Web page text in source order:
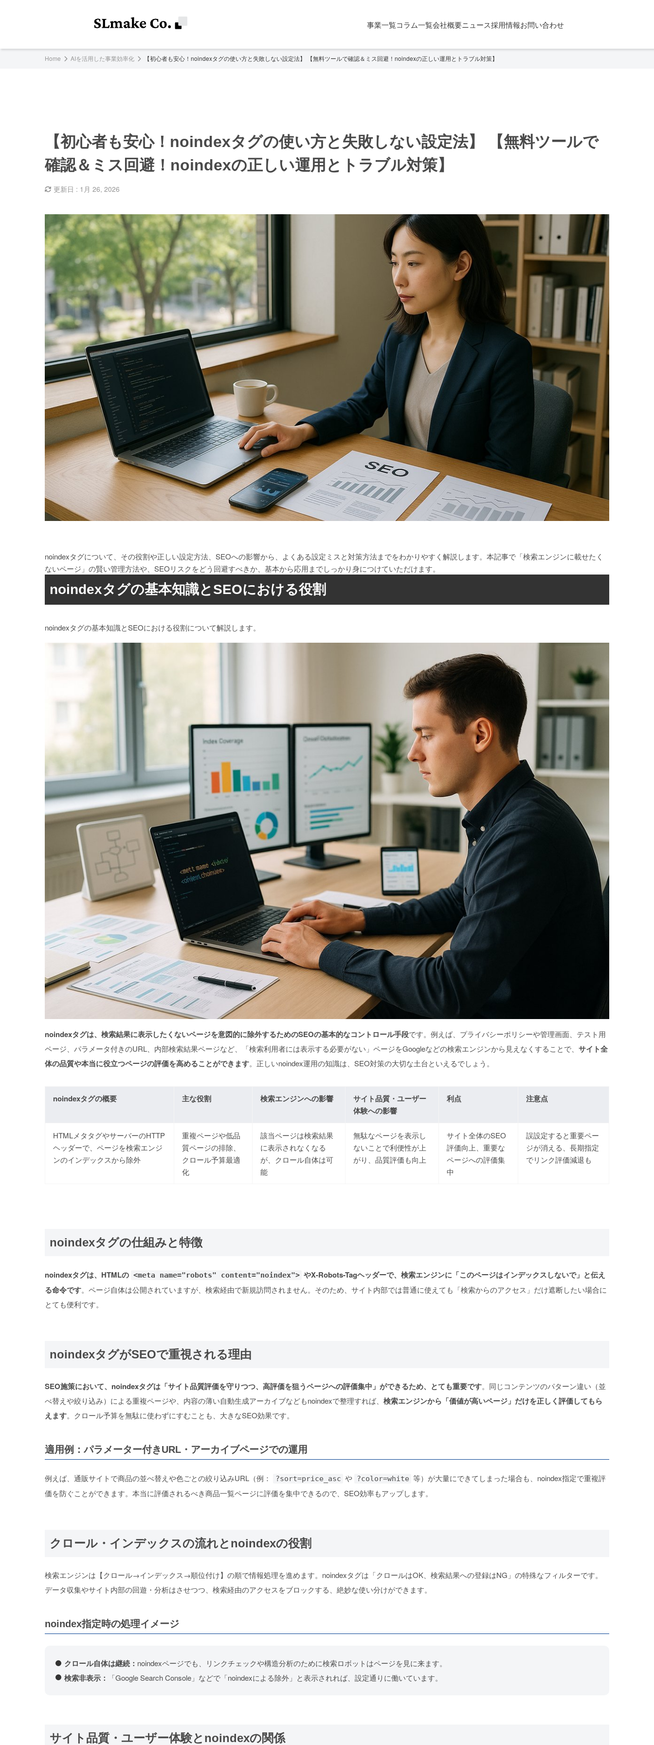
事業一覧コラム一覧会社概要ニュース採用情報お問い合わせ
Home AIを活用した事業効率化 【初心者も安心！noindexタグの使い方と失敗しない設定法】 【無料ツールで確認＆ミス回避！noindexの正しい運用とトラブル対策】
【初心者も安心！noindexタグの使い方と失敗しない設定法】 【無料ツールで
確認＆ミス回避！noindexの正しい運用とトラブル対策】
更新日 : 1月 26, 2026
noindexタグについて、その役割や正しい設定方法、SEOへの影響から、よくある設定ミスと対策方法までをわかりやすく解説します。本記事で「検索エンジンに載せたく
ないページ」の賢い管理方法や、SEOリスクをどう回避すべきか、基本から応用までしっかり身につけていただけます。
noindexタグの基本知識とSEOにおける役割
noindexタグの基本知識とSEOにおける役割について解説します。
noindexタグは、検索結果に表示したくないページを意図的に除外するためのSEOの基本的なコントロール手段です。 例えば、プライバシーポリシーや管理画面、テスト用
ページ、パラメータ付きのURL、内部検索結果ページなど、「検索利用者には表示する必要がない」ページをGoogleなどの検索エンジンから見えなくすることで、 サイト全
体の品質や本当に役立つページの評価を高めることができます。正しいnoindex運用の知識は、SEO対策の大切な土台といえるでしょう。
noindexタグの概要 主な役割 検索エンジンへの影響
サイト品質・ユーザー
体験への影響
利点 注意点
HTMLメタタグやサーバーのHTTP
ヘッダーで、ページを検索エンジ
ンのインデックスから除外
重複ページや低品
質ページの排除、
クロール予算最適
化
該当ページは検索結果
に表示されなくなる
が、クロール自体は可
能
無駄なページを表示し
ないことで利便性が上
がり、品質評価も向上
サイト全体のSEO
評価向上、重要な
ページへの評価集
中
誤設定すると重要ペー
ジが消える、長期指定
でリンク評価減退も
noindexタグの仕組みと特徴
noindexタグは、HTMLの <meta name="robots" content="noindex"> やX-Robots-Tagヘッダーで、検索エンジンに「このページはインデックスしないで」と伝え
る命令です。ページ自体は公開されていますが、検索経由で新規訪問されません。 そのため、サイト内部では普通に使えても「検索からのアクセス」だけ遮断したい場合に
とても便利です。
noindexタグがSEOで重視される理由
SEO施策において、noindexタグは「サイト品質評価を守りつつ、高評価を狙うページへの評価集中」ができるため、とても重要です。同じコンテンツのパターン違い（並
べ替えや絞り込み）による重複ページや、内容の薄い自動生成アーカイブなどもnoindexで整理すれば、 検索エンジンから「価値が高いページ」だけを正しく評価してもら
えます。クロール予算を無駄に使わずにすむことも、大きなSEO効果です。
適用例：パラメーター付きURL・アーカイブページでの運用
例えば、通販サイトで商品の並べ替えや色ごとの絞り込みURL（例： ?sort=price_asc や ?color=white 等）が大量にできてしまった場合も、noindex指定で重複評
価を防ぐことができます。本当に評価されるべき商品一覧ページに評価を集中できるので、SEO効率もアップします。
クロール・インデックスの流れとnoindexの役割
検索エンジンは【クロール→インデックス→順位付け】の順で情報処理を進めます。 noindexタグは「クロールはOK、検索結果への登録はNG」の特殊なフィルターです。
データ収集やサイト内部の回遊・分析はさせつつ、検索経由のアクセスをブロックする、絶妙な使い分けができます。
noindex指定時の処理イメージ
クロール自体は継続： noindexページでも、リンクチェックや構造分析のために検索ロボットはページを見に来ます。
検索非表示： 「Google Search Console」などで「noindexによる除外」と表示されれば、設定通りに働いています。
サイト品質・ユーザー体験とnoindexの関係